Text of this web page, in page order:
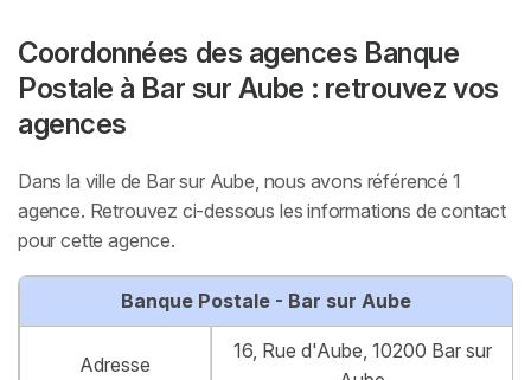
Coordonnées des agences Banque
Postale à Bar sur Aube : retrouvez vos
agences
Dans la ville de Bar sur Aube, nous avons référencé 1
agence. Retrouvez ci-dessous les informations de contact
pour cette agence.
Banque Postale - Bar sur Aube
Adresse
16, Rue d'Aube, 10200 Bar sur